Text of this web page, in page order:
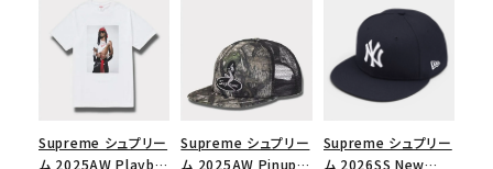
Supreme シュプリー
ム 2025AW Playboi
Supreme シュプリー
ム 2025AW Pinup
Supreme シュプリー
ム 2026SS New